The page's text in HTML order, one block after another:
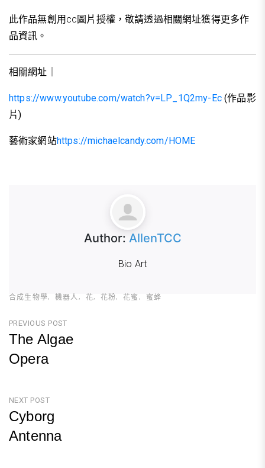
此作品無創用cc圖片授權，敬請透過相關網址獲得更多作
品資訊。
相關網址｜
https://www.youtube.com/watch?v=LP_1Q2my-Ec(作品影
片)
藝術家網站https://michaelcandy.com/HOME
Author: AllenTCC
Bio Art
合成生物學 機器人 花 花粉 花蜜 蜜蜂
文
章
導
覽
PREVIOUS POST
The Algae
Opera
NEXT POST
Cyborg
Antenna